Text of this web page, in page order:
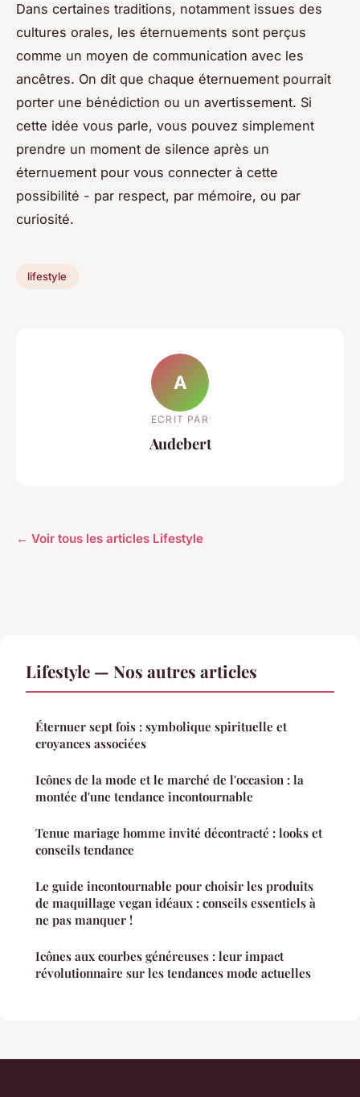
Dans certaines traditions, notamment issues des
cultures orales, les éternuements sont perçus
comme un moyen de communication avec les
ancêtres. On dit que chaque éternuement pourrait
porter une bénédiction ou un avertissement. Si
cette idée vous parle, vous pouvez simplement
prendre un moment de silence après un
éternuement pour vous connecter à cette
possibilité - par respect, par mémoire, ou par
curiosité.
lifestyle
A
ECRIT PAR
Audebert
← Voir tous les articles Lifestyle
Lifestyle — Nos autres articles
Éternuer sept fois : symbolique spirituelle et
croyances associées
Icônes de la mode et le marché de l'occasion : la
montée d'une tendance incontournable
Tenue mariage homme invité décontracté : looks et
conseils tendance
Le guide incontournable pour choisir les produits
de maquillage vegan idéaux : conseils essentiels à
ne pas manquer !
Icônes aux courbes généreuses : leur impact
révolutionnaire sur les tendances mode actuelles